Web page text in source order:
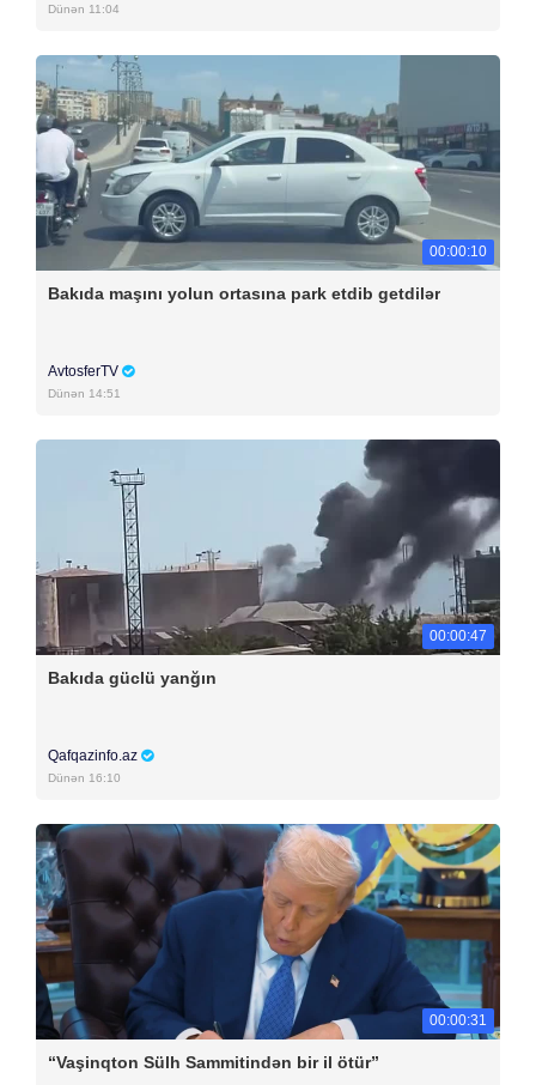
Dünən 11:04
00:00:10
Bakıda maşını yolun ortasına park etdib getdilər
AvtosferTV
Dünən 14:51
00:00:47
Bakıda güclü yanğın
Qafqazinfo.az
Dünən 16:10
00:00:31
“Vaşinqton Sülh Sammitindən bir il ötür”